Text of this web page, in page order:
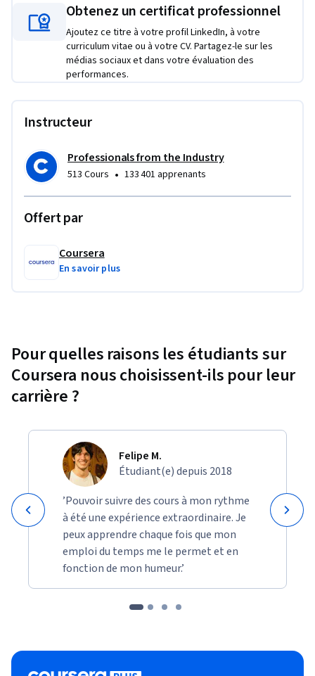
and data architecture.
Projet d'apprentissage appliqué
data warehouses to implementing comprehensive security
project combines multiple advanced SQL techniques with
operational best practices, requiring you to make
worthy deliverables demonstrate your ability to handle the
engineers face daily, showcasing technical depth alongside
strategic thinking skills that employers actively seek.
Obtenez un certificat professionnel
Ajoutez ce titre à votre profil LinkedIn, à votre
curriculum vitae ou à votre CV. Partagez-le sur les
médias sociaux et dans votre évaluation des
performances.
Instructeur
Professionals from the Industry
513 Cours • 133 401 apprenants
Offert par
Coursera
En savoir plus
Pour quelles raisons les étudiants sur
Coursera nous choisissent-ils pour leur
carrière ?
Felipe M.
Étudiant(e) depuis 2018
’Pouvoir suivre des cours à mon rythme
à été une expérience extraordinaire. Je
peux apprendre chaque fois que mon
emploi du temps me le permet et en
fonction de mon humeur.’